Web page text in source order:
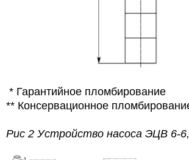
* Гарантийное пломбирование
** Консервационное
Рис 2 Устройство насоса ЭЦВ 6-